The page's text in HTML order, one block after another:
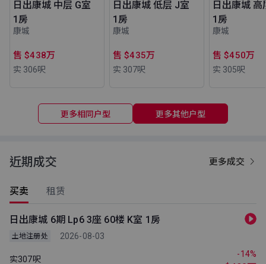
日出康城 中层 G室
1房
康城
售 $438万
实 306呎
日出康城 低层 J室
1房
康城
售 $435万
实 307呎
日出康城 高
1房
康城
售 $450万
实 305呎
更多相同户型 更多其他户型
近期成交 更多成交
买卖 租赁
日出康城 6期 Lp6 3座 60楼 K室 1房
土地注册处 2026-08-03
实307呎
-14%